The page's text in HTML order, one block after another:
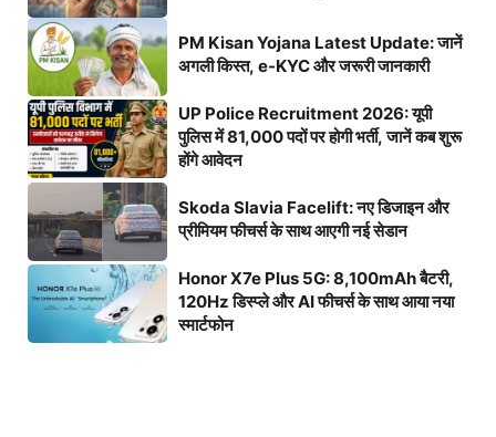
PM Kisan Yojana Latest Update: जानें
अगली किस्त, e-KYC और जरूरी जानकारी
UP Police Recruitment 2026: यूपी
पुलिस में 81,000 पदों पर होगी भर्ती, जानें कब शुरू
होंगे आवेदन
Skoda Slavia Facelift: नए डिजाइन और
प्रीमियम फीचर्स के साथ आएगी नई सेडान
Honor X7e Plus 5G: 8,100mAh बैटरी,
120Hz डिस्प्ले और AI फीचर्स के साथ आया नया
स्मार्टफोन